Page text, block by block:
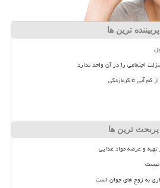
پربیننده ترین ها
اجتماعی را در آن واحد ندارد
کم آبی تا گرمازدگی
پربحث ترین ها
تهیه و عرضه مواد غذایی
نیست